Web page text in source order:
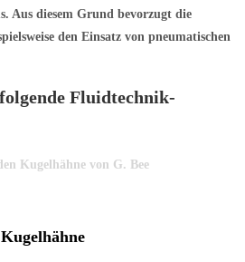
Aus diesem Grund bevorzugt die
den Einsatz von pneumatischen
Fluidtechnik-
Kugelhähne